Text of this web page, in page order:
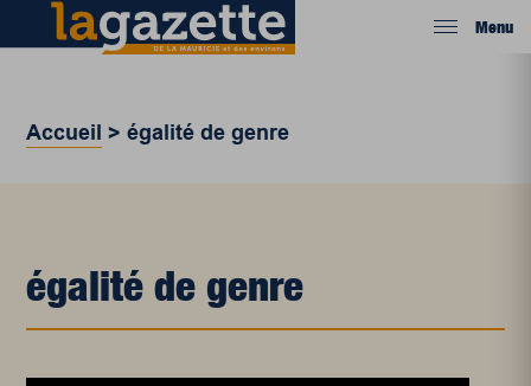
Menu
Accueil >égalité de genre
égalité de genre